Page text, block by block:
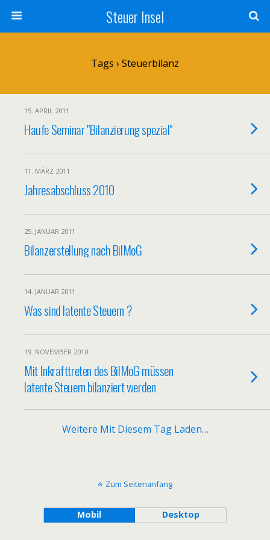
Steuer Insel
Tags › Steuerbilanz
15. APRIL 2011
Haufe Seminar "Bilanzierung spezial"
11. MÄRZ 2011
Jahresabschluss 2010
25. JANUAR 2011
Bilanzerstellung nach BilMoG
14. JANUAR 2011
Was sind latente Steuern ?
19. NOVEMBER 2010
Mit Inkrafttreten des BilMoG müssen
latente Steuern bilanziert werden
Weitere Mit Diesem Tag Laden…
Zum Seitenanfang
Mobil Desktop